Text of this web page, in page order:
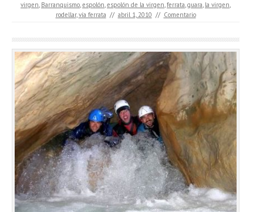
virgen, Barranquismo,espolón,espolón de la virgen,ferrata,guara, la virgen,
rodellar,vía ferrata // abril 1, 2010 // Comentario